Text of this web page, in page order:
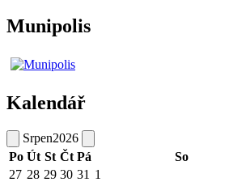
Munipolis
Kalendář
Srpen2026
Po Út St Čt Pá So
27 28 29 30 31 1